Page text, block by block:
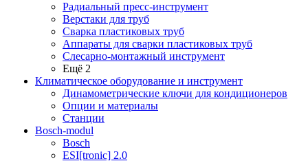
Радиальный пресс-инструмент
Верстаки для труб
Сварка пластиковых труб
Аппараты для сварки пластиковых труб
Слесарно-монтажный инструмент
Ещё 2
Климатическое оборудование и инструмент
Динамометрические ключи для кондиционеров
Опции и материалы
Станции
Bosch-modul
Bosch
ESI[tronic] 2.0